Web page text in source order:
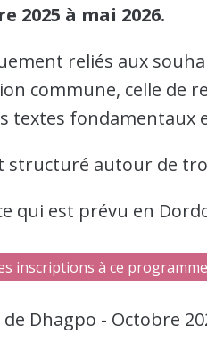
2025 à mai 2026.
reliés aux
commune, celle de
textes
structuré autour de
qui est prévu en
inscriptions à ce